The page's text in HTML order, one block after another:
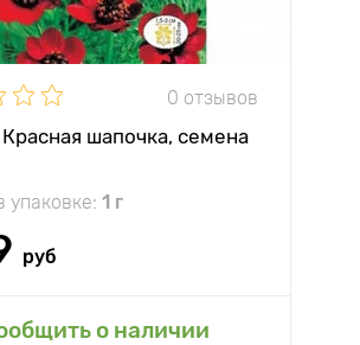
0 отзывов
шапочка, семена
упаковке: 1 г
руб
о наличии